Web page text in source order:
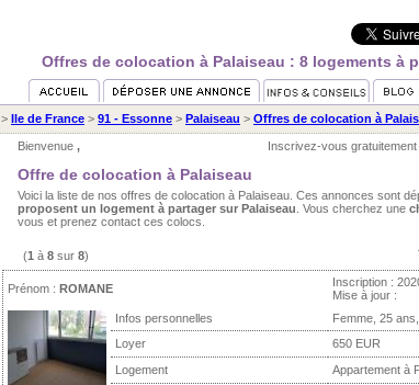
Offres de colocation à Palaiseau : 8 logements à
> Ile de France > 91 - Essonne > Palaiseau > Offres de colocation à
Bienvenue , Inscrivez-vous gratuitement
Offre de colocation à Palaiseau
Voici la liste de nos offres de colocation à Palaiseau. Ces annonces sont
proposent un logement à partager sur Palaiseau . Vous cherchez une
vous et prenez contact ces colocs.
(1 à 8 sur 8)
Prénom : ROMANE
Inscription :
Mise à jour :
Infos personnelles
Femme, 25
Loyer
650 EUR
Logement
Appartement à